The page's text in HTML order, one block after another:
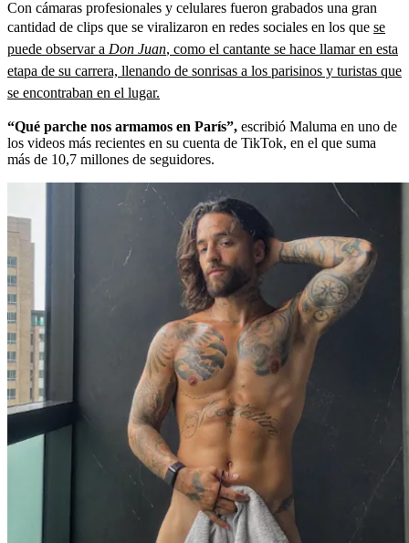
Con cámaras profesionales y celulares fueron grabados una gran
cantidad de clips que se viralizaron en redes sociales en los que se
puede observar a Don Juan, como el cantante se hace llamar en esta
etapa de su carrera, llenando de sonrisas a los parisinos y turistas que
se encontraban en el lugar.
“Qué parche nos armamos en París”, escribió Maluma en uno de
los videos más recientes en su cuenta de TikTok, en el que suma
más de 10,7 millones de seguidores.